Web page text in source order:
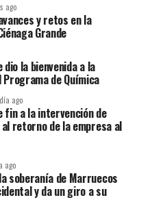
ago
y retos en la
Grande
la bienvenida a la
de Química
ago
fin a la intervención de
retorno de la empresa al
ago
soberanía de Marruecos
y da un giro a su